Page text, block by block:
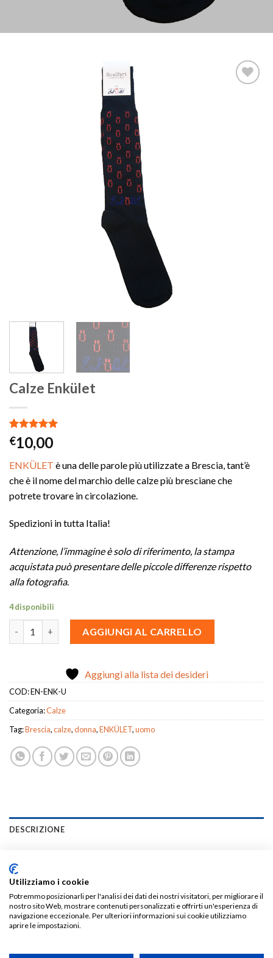
Calze Enkület
Valutato
5.00su 5
5
recensioni
€10,00
ENKÜLET è una delle parole più utilizzate a Brescia, tant’è
che è il nome del marchio delle calze più bresciane che
potrete trovare in circolazione.
Spedizioni in tutta Italia!
Attenzione, l’immagine è solo di riferimento, la stampa
acquistata può presentare delle piccole differenze rispetto
alla fotografia.
4 disponibili
AGGIUNGI AL CARRELLO
Aggiungi alla lista dei desideri
COD:EN-ENK-U
Categoria:Calze
Tag:Brescia,calze,donna,ENKÜLET,uomo
DESCRIZIONE
RECENSIONI (5)
VENDITORE
DESIGNER – ENKÜLET
Utilizziamo i cookie
Potremmo posizionarli per l'analisi dei dati dei nostri visitatori, per migliorare il
nostro sito Web, mostrare contenuti personalizzati e offrirti un'esperienza di
navigazione eccezionale. Per ulteriori informazioni sui cookie utilizziamo
aprire le impostazioni.